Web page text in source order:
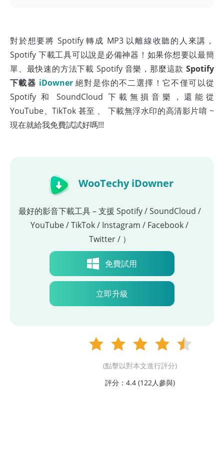
對於想要將 Spotify 轉成 MP3 以離線收聽的人來講，
Spotify 下載工具可以說是必備神器！如果你想要以最簡
單、最快速的方法下載 Spotify 音樂，那麼這款 Spotify
下載器 iDowner絕對是你的不二選擇！它不僅可以從
Spotify 和 SoundCloud 下載無損音樂，還能從
YouTube、TikTok 甚至 、 下載無浮水印的高清影片唷 ~
現在就給我免費試試好嗎!!!
WooTechy iDowner
最好的影音下載工具 – 支援 Spotify / SoundCloud /
YouTube / TikTok / Instagram / Facebook /
Twitter / ）
免費試用
立即升級
(點擊以對本文進行評分)
評分：4.4 (122人參與)